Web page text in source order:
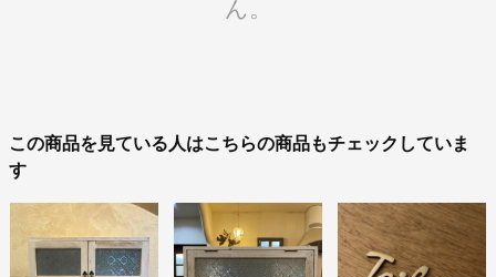
ん。
この商品を見ている人はこちらの商品もチェックしていま
す